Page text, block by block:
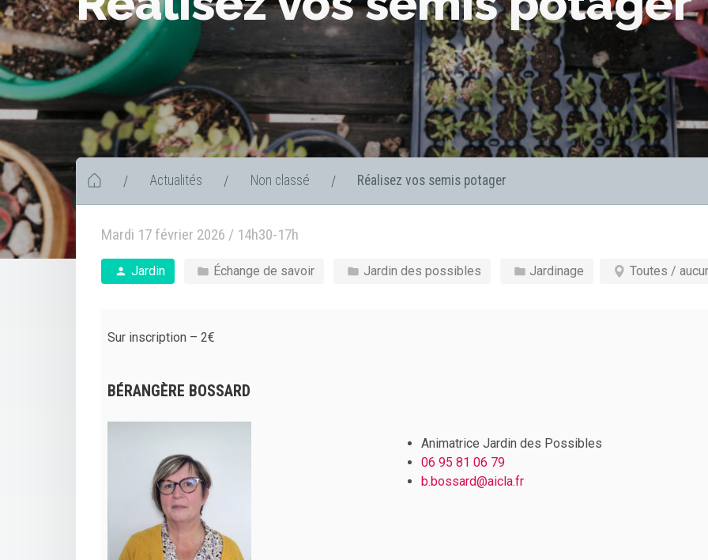
/ Actualités / Non classé / Réalisez vos semis potager
Mardi 17 février 2026 / 14h30-17h
Jardin Échange de savoir Jardin des possibles Jardinage Toutes /
Sur inscription – 2€
BÉRANGÈRE BOSSARD
Animatrice Jardin des Possibles
06 95 81 06 79
b.bossard@aicla.fr